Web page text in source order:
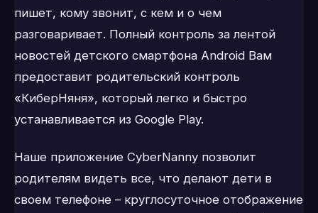
пишет, кому звонит, с кем и о чем
разговаривает. Полный контроль за лентой
новостей детского смартфона Android Вам
предоставит родительский контроль
«КиберНяня», который легко и быстро
устанавливается из Google Play.
Наше приложение CyberNanny позволит
родителям видеть все, что делают дети в
своем телефоне – круглосуточное отображение